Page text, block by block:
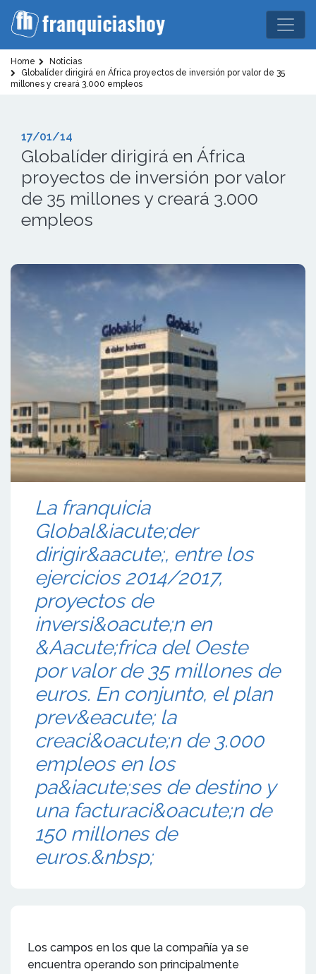
Home
Noticias
Globalíder dirigirá en África proyectos de inversión por valor de 35
millones y creará 3.000 empleos
17/01/14
Globalíder dirigirá en África
proyectos de inversión por valor
de 35 millones y creará 3.000
empleos
La franquicia
Global&iacute;der
dirigir&aacute;, entre los
ejercicios 2014/2017,
proyectos de
inversi&oacute;n en
&Aacute;frica del Oeste
por valor de 35 millones de
euros. En conjunto, el plan
prev&eacute; la
creaci&oacute;n de 3.000
empleos en los
pa&iacute;ses de destino y
una facturaci&oacute;n de
150 millones de
euros.&nbsp;
Los campos en los que la compañía ya se
encuentra operando son principalmente